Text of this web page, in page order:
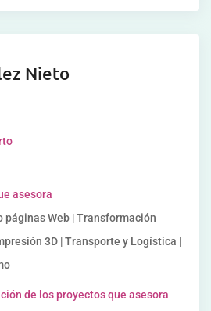
Nieto
asesora
páginas Web | Transformación
3D | Transporte y Logística |
de los proyectos que asesora